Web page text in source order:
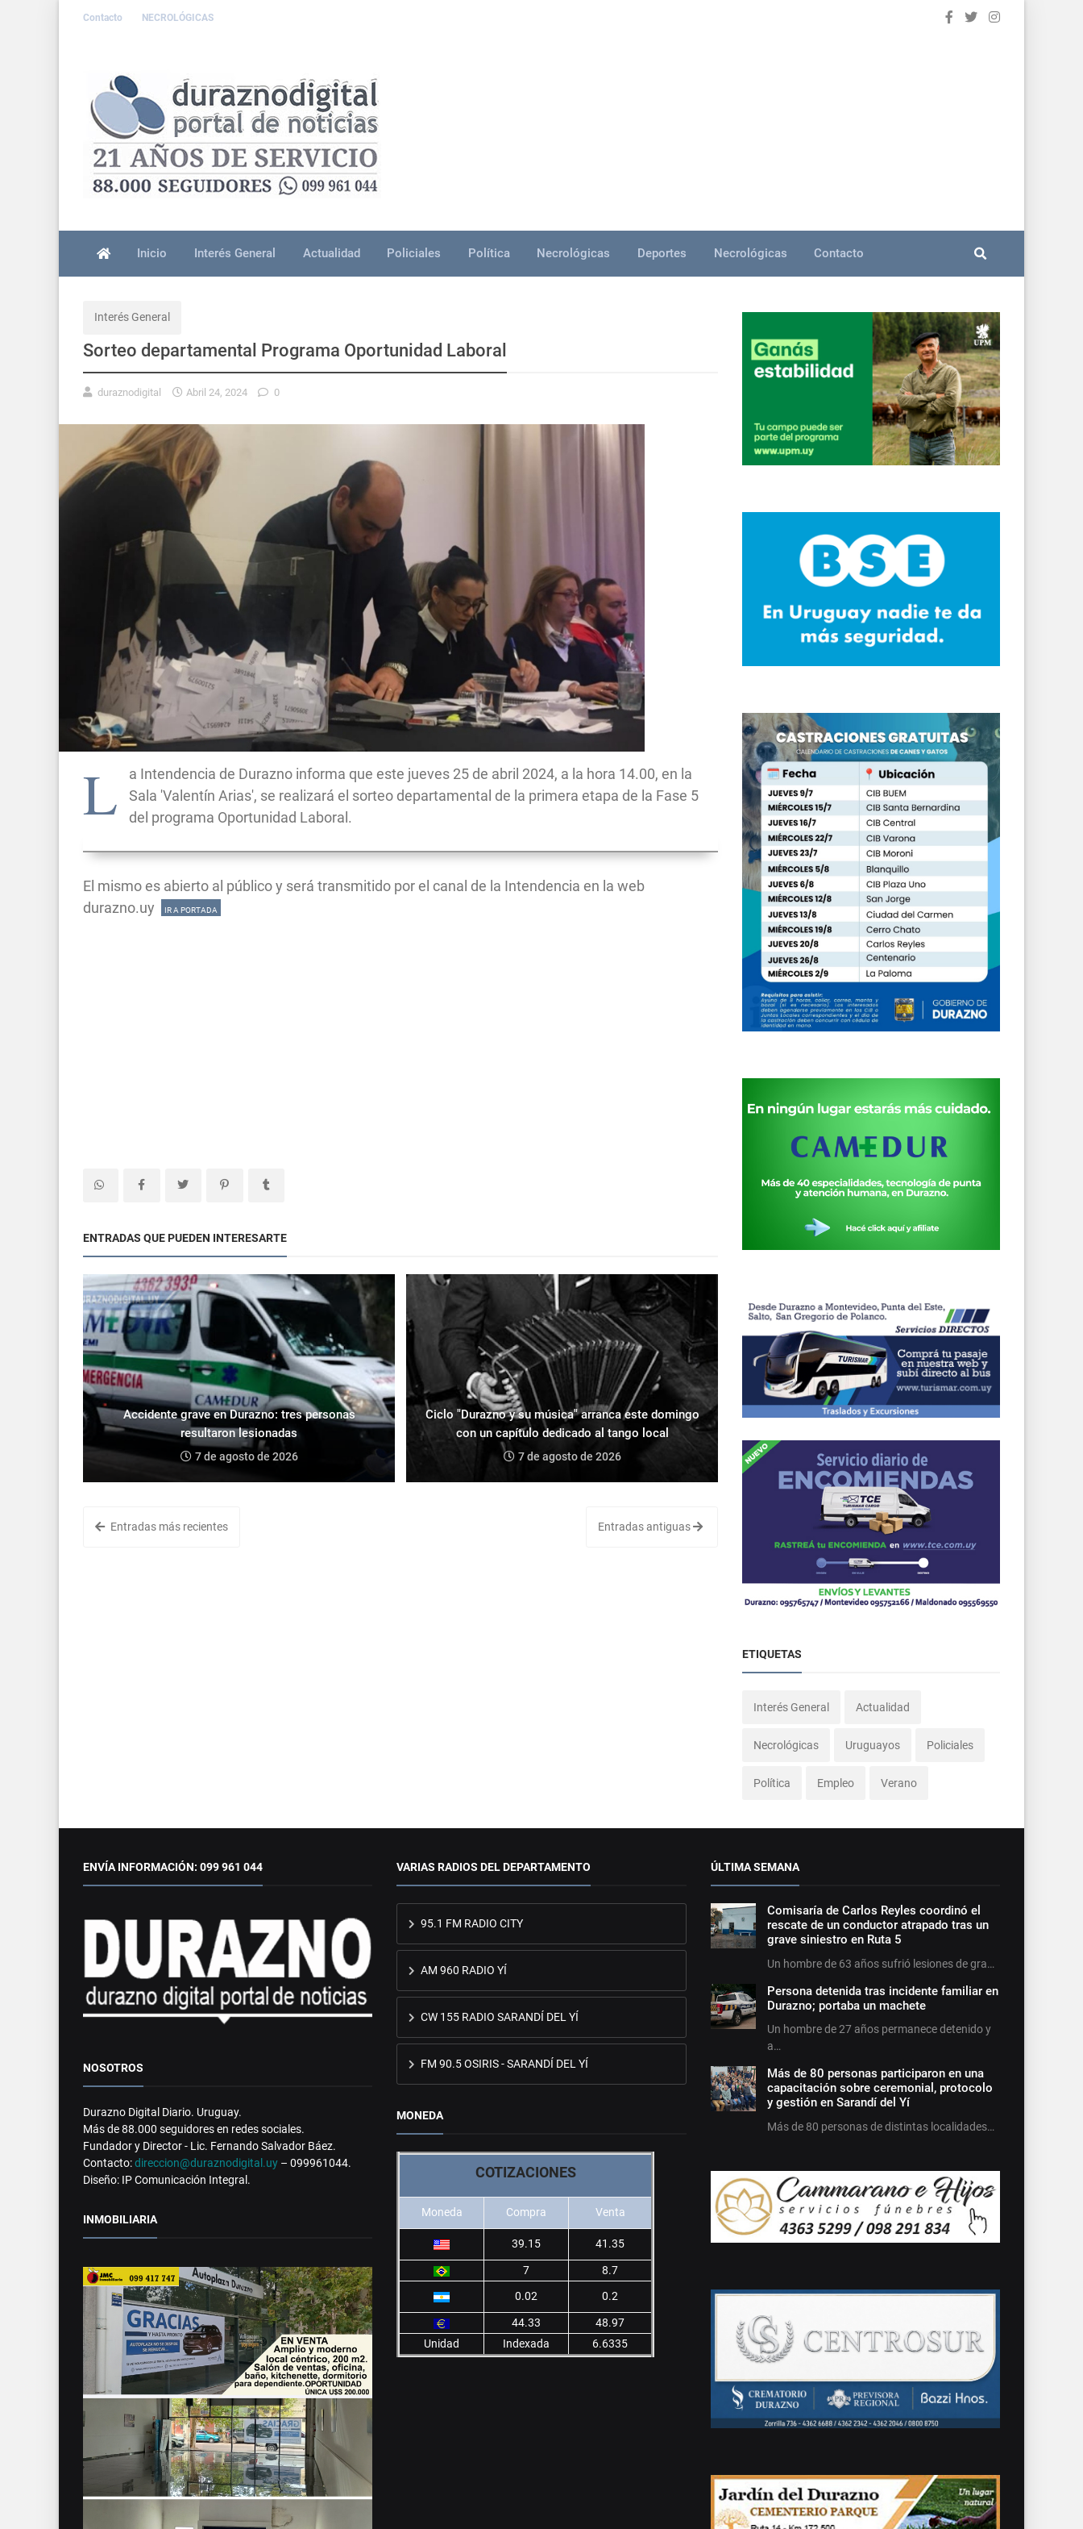
Contacto NECROLÓGICAS
Inicio Interés General Actualidad Policiales Política Necrológicas Deportes Necrológicas Contacto
Interés General
Sorteo departamental Programa Oportunidad Laboral
duraznodigital Abril 24, 2024 0
L
a Intendencia de Durazno informa que este jueves 25 de abril 2024, a la hora 14.00, en la
Sala 'Valentín Arias', se realizará el sorteo departamental de la primera etapa de la Fase 5
del programa Oportunidad Laboral.
El mismo es abierto al público y será transmitido por el canal de la Intendencia en la web
durazno.uy
IR A PORTADA
ENTRADAS QUE PUEDEN INTERESARTE
Accidente grave en Durazno: tres personas
resultaron lesionadas
7 de agosto de 2026
Ciclo "Durazno y su música" arranca este domingo
con un capítulo dedicado al tango local
7 de agosto de 2026
Entradas más recientes Entradas antiguas
ETIQUETAS
Interés General Actualidad
Necrológicas Uruguayos Policiales
Política Empleo Verano
ENVÍA INFORMACIÓN: 099 961 044
NOSOTROS
Durazno Digital Diario. Uruguay.
Más de 88.000 seguidores en redes sociales.
Fundador y Director - Lic. Fernando Salvador Báez.
Contacto:direccion@duraznodigital.uy – 099961044.
Diseño: IP Comunicación Integral.
INMOBILIARIA
VARIAS RADIOS DEL DEPARTAMENTO
95.1 FM RADIO CITY
AM 960 RADIO YÍ
CW 155 RADIO SARANDÍ DEL YÍ
FM 90.5 OSIRIS - SARANDÍ DEL YÍ
MONEDA
COTIZACIONES
Moneda Compra Venta
39.15 41.35
7
8.7
0.02
0.2
44.33
48.97
Unidad
Indexada 6.6335
ÚLTIMA SEMANA
Comisaría de Carlos Reyles coordinó el
rescate de un conductor atrapado tras un
grave siniestro en Ruta 5
Un hombre de 63 años sufrió lesiones de gra…
Persona detenida tras incidente familiar en
Durazno; portaba un machete
Un hombre de 27 años permanece detenido y
a…
Más de 80 personas participaron en una
capacitación sobre ceremonial, protocolo
y gestión en Sarandí del Yí
Más de 80 personas de distintas localidades…